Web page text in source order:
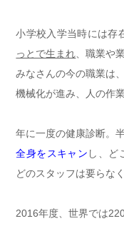
小学校入学当時には存
っとで生まれ 、職業や
みなさんの今の職業は
機械化が進み、人の作
年に一度の健康診断。
全身をスキャン し、ど
どのスタッフは要らな
2016年度、世界では